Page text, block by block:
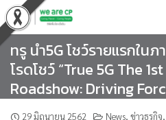
Skip
to
content
ทรู นำ5G โชว์รายแรกใน
โรดโชว์ “True 5G The
Roadshow: Driving
29 มิถุนายน 2562 News, ข่าวธุรกิจ,